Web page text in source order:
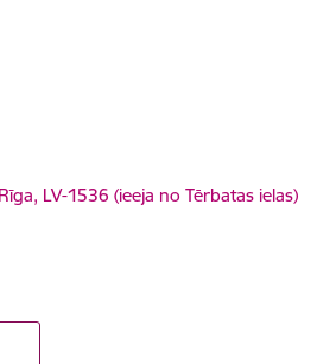
LV-1536 (ieeja no Tērbatas ielas)